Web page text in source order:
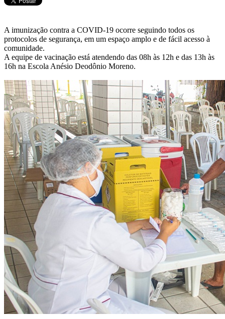
A imunização contra a COVID-19 ocorre seguindo todos os
protocolos de segurança, em um espaço amplo e de fácil acesso à
comunidade.
A equipe de vacinação está atendendo das 08h às 12h e das 13h às
16h na Escola Anésio Deodônio Moreno.